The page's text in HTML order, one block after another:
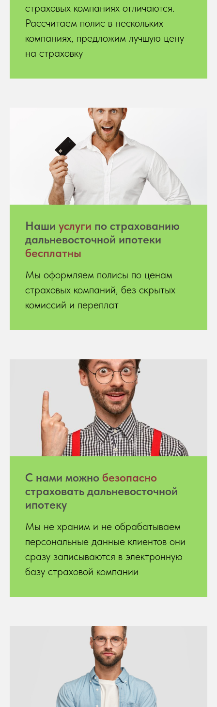
страховых компаниях отличаются.
Рассчитаем полис в нескольких
компаниях, предложим лучшую цену
на страховку
Hаши услуги по страхованию
дальневосточной ипотеки
бесплатны
Мы оформляем полисы по ценам
страховых компаний, без скрытых
комиссий и переплат
С нами можно безопасно
страховать дальневосточной
ипотеку
Мы не храним и не обрабатываем
персональные данные клиентов они
сразу записываются в электронную
базу страховой компании